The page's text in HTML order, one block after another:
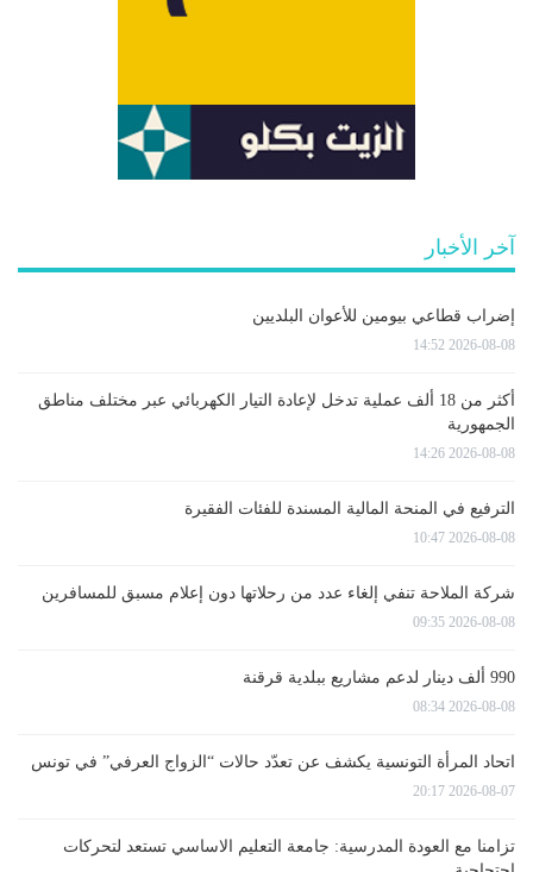
آخر الأخبار
إضراب قطاعي بيومين للأعوان البلديين
2026-08-08 14:52
أكثر من 18 ألف عملية تدخل لإعادة التيار الكهربائي عبر مختلف مناطق
الجمهورية
2026-08-08 14:26
الترفيع في المنحة المالية المسندة للفئات الفقيرة
2026-08-08 10:47
شركة الملاحة تنفي إلغاء عدد من رحلاتها دون إعلام مسبق للمسافرين
2026-08-08 09:35
990 ألف دينار لدعم مشاريع ببلدية قرقنة
2026-08-08 08:34
اتحاد المرأة التونسية يكشف عن تعدّد حالات “الزواج العرفي” في تونس
2026-08-07 20:17
تزامنا مع العودة المدرسية: جامعة التعليم الاساسي تستعد لتحركات